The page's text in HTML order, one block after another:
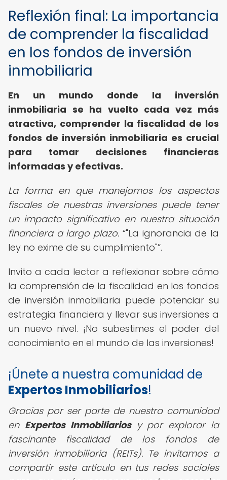
Reflexión final: La importancia
de comprender la fiscalidad
en los fondos de inversión
inmobiliaria
En un mundo donde la inversión
inmobiliaria se ha vuelto cada vez más
atractiva, comprender la fiscalidad de los
fondos de inversión inmobiliaria es crucial
para tomar decisiones financieras
informadas y efectivas.
La forma en que manejamos los aspectos
fiscales de nuestras inversiones puede tener
un impacto significativo en nuestra situación
financiera a largo plazo. "La ignorancia de la
ley no exime de su cumplimiento" .
Invito a cada lector a reflexionar sobre cómo
la comprensión de la fiscalidad en los fondos
de inversión inmobiliaria puede potenciar su
estrategia financiera y llevar sus inversiones a
un nuevo nivel. ¡No subestimes el poder del
conocimiento en el mundo de las inversiones!
¡Únete a nuestra comunidad de
Expertos Inmobiliarios!
Gracias por ser parte de nuestra comunidad
en Expertos Inmobiliariosy por explorar la
fascinante fiscalidad de los fondos de
inversión inmobiliaria (REITs). Te invitamos a
compartir este artículo en tus redes sociales